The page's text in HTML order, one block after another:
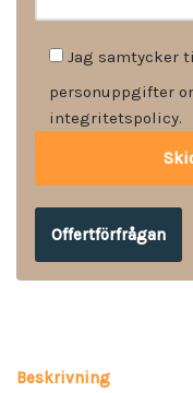
Jag samtycker
personuppgifter
integritetspolicy.
Offertförfrågan
Beskrivning